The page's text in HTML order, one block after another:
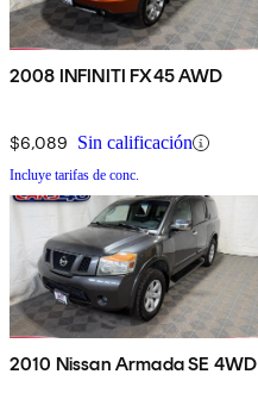
2008 INFINITI FX45 AWD
$6,089 Sin calificación
Incluye tarifas de conc.
2010 Nissan Armada SE 4WD